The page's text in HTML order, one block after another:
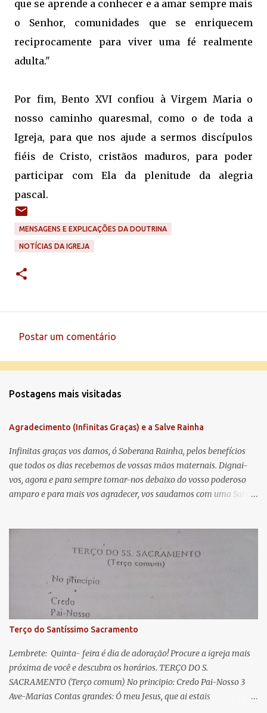
que se aprende a conhecer e a amar sempre mais
o Senhor, comunidades que se enriquecem
reciprocamente para viver uma fé realmente
adulta."
Por fim, Bento XVI confiou à Virgem Maria o
nosso caminho quaresmal, como o de toda a
Igreja, para que nos ajude a sermos discípulos
fiéis de Cristo, cristãos maduros, para poder
participar com Ela da plenitude da alegria
pascal.
MENSAGENS E EXPLICAÇÕES DA DOUTRINA
NOTÍCIAS DA IGREJA
e
t
á
r
i
o
Postar um comentário
Postagens mais visitadas
Agradecimento (Infinitas Graças) e a Salve Rainha
Infinitas graças vos damos, ó Soberana Rainha, pelos benefícios
que todos os dias recebemos de vossas mãos maternais. Dignai-
vos, agora e para sempre tomar-nos debaixo do vosso poderoso
amparo e para mais vos agradecer, vos saudamos com uma Salve
lágrimas. Eia, pois, Advogada nossa, estes vossos olhos
misericordiosos a nós volvei, e depois deste desterro, mostrai-nos
Jesus. Bendito é o fruto do vosso ventre, ó clemente, ó piedosa, ó
doce e sempre Virgem Maria. Rogai por nós Santa Mãe de Deus.
Para que sejamos dignos das promessas de Cristo. Amém.
Terço do Santíssimo Sacramento
Lembrete: Quinta- feira é dia de adoração! Procure a igreja mais
próxima de você e descubra os horários. TERÇO DO S.
SACRAMENTO (Terço comum) No principio: Credo Pai-Nosso 3
Ave-Marias Contas grandes: Ó meu Jesus, que ai estais